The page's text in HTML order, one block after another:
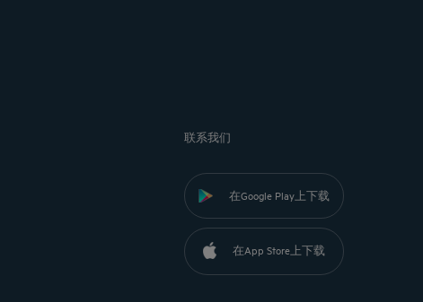
联系我们
在Google Play上下载
在App Store上下载